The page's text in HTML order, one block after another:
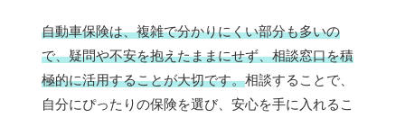
自動車保険は、複雑で分かりにくい部分も多いの
で、疑問や不安を抱えたままにせず、相談窓口を積
極的に活用することが大切です。相談することで、
自分にぴったりの保険を選び、安心を手に入れるこ